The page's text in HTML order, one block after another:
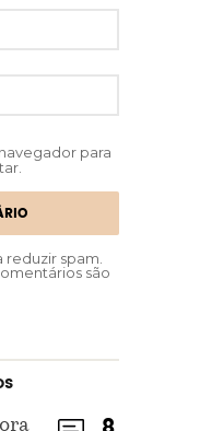
para
reduzir spam.
são